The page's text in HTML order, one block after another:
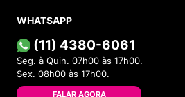
WHATSAPP
(11) 4380-6061
Seg. à Quin. 07h00 às 17h00.
Sex. 08h00 às 17h00.
FALAR AGORA